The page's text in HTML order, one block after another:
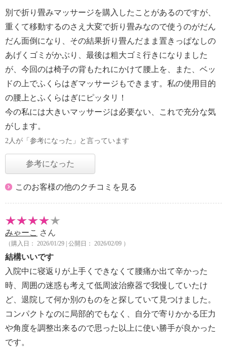
別で折り畳みマッサージを購入したことがあるのですが、
重くて移動するのさえ大変で折り畳みなので使うのがだん
だん面倒になり、その結果折り畳んだまま置きっぱなしの
あげくゴミがかぶり、最後は粗大ゴミ行きになりました
が、今回のは椅子の背もたれにかけて腰上を、また、ベッ
ドの上でふくらはぎマッサージもできます。私の使用目的
の腰上とふくらはぎにピッタリ！
今の私には大きいマッサージは必要ない、これで充分な気
がします。
2人が「参考になった」と言っています
参考になった
このお客様の他のクチコミを見る
みゃーこ さん
（購入日： 2026/01/29 | 公開日： 2026/02/09 ）
結構いいです
入院中に寝返りが上手くできなくて腰痛か出て辛かった
時、周囲の迷惑も考えて低周波治療器で我慢していたけ
ど、退院して何か別のものをと探していて見つけました。
コンパクトなのに局部的でもなく、自分で寄りかかる圧力
や角度を調整出来るので思った以上に使い勝手が良かった
です。